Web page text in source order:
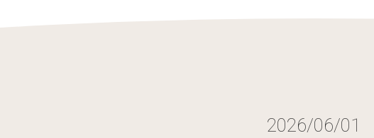
2026/06/01